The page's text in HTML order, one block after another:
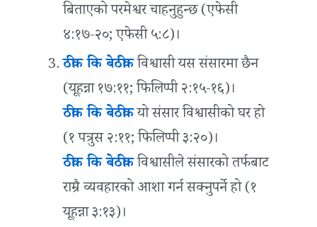
बिताएको परमेश्वर चाहनुहुन्छ (एफेसी
४:१७-२०; एफेसी ५:८)।
ठीक कि बेठीकविश्वासी यस संसारमा छैन
(यूहन्ना १७:११; फिलिप्पी २:१५-१६)।
ठीक कि बेठीकयो संसार विश्वासीको घर हो
(१ पत्रुस २:११; फिलिप्पी ३:२०)।
ठीक कि बेठीकविश्वासीले संसारको तर्फबाट
राम्रै व्यवहारको आशा गर्न सक्नुपर्ने हो (१
यूहन्ना ३:१३)।